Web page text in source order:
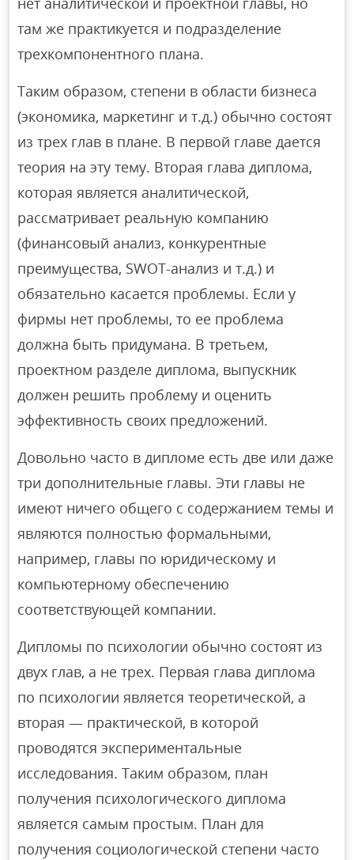
там же практикуется и подразделение
трехкомпонентного плана.
Таким образом, степени в области бизнеса
(экономика, маркетинг и т.д.) обычно состоят
из трех глав в плане. В первой главе дается
теория на эту тему. Вторая глава диплома,
которая является аналитической,
рассматривает реальную компанию
(финансовый анализ, конкурентные
преимущества, SWOT-анализ и т.д.) и
обязательно касается проблемы. Если у
фирмы нет проблемы, то ее проблема
должна быть придумана. В третьем,
проектном разделе диплома, выпускник
должен решить проблему и оценить
эффективность своих предложений.
Довольно часто в дипломе есть две или даже
три дополнительные главы. Эти главы не
имеют ничего общего с содержанием темы и
являются полностью формальными,
например, главы по юридическому и
компьютерному обеспечению
соответствующей компании.
Дипломы по психологии обычно состоят из
двух глав, а не трех. Первая глава диплома
по психологии является теоретической, а
вторая — практической, в которой
проводятся экспериментальные
исследования. Таким образом, план
получения психологического диплома
является самым простым. План для
получения социологической степени часто